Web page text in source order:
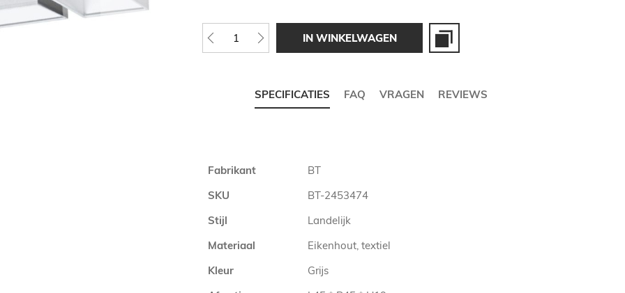
IN WINKELWAGEN
SPECIFICATIES FAQ VRAGEN REVIEWS
Meer
Fabrikant
BT
SKU
BT-2453474
Stijl
Landelijk
Materiaal
Eikenhout, textiel
Kleur
Grijs